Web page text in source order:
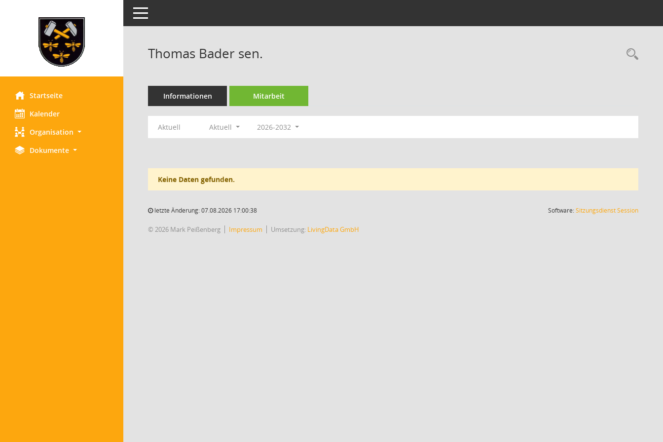
Startseite
Kalender
Organisation
Dokumente
Toggle navigation
Thomas Bader sen.
Informationen Mitarbeit
Aktuell Aktuell 2026-2032
Keine Daten gefunden.
letzte Änderung: 07.08.2026 17:00:38 Software:SitzungsdienstSession(Wird in
© 2026 Mark Peißenberg Impressum Umsetzung: LivingData GmbH